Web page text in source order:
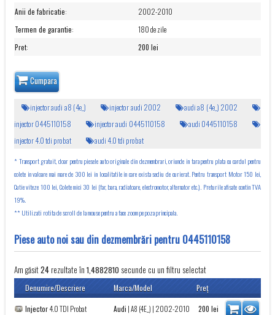
Anii de fabricatie:
2002-2010
Termen de garantie:
180 de zile
Pret: 200 lei
Cumpara
injector audi a8 (4e_) injector audi 2002
audi a8 (4e_) 2002
injector 0445110158
injector audi 0445110158
audi 0445110158
injector 4.0 tdi probat
audi 4.0 tdi probat
* Transport gratuit, doar pentru piesele auto originale din dezmembrari, oriunde in tara pentru plata cu cardul pentru
colete in valoare mai mare de 300 lei in localitatile in care exista sediu de curierat. Pentru transport Motor 150 lei,
Cutie viteze 100 lei, Colete mici 30 lei (far, bara, radiatoare, electromotor, alternator etc.). Preturile afisate contin TVA
19%.
** Utilizati rotita de scroll de la mouse pentru a face zoom pe poza principala.
Piese auto noi sau din dezmembrări pentru 0445110158
Am găsit24rezultate în 1,4882810 secunde cu un filtru selectat
Denumire/Descriere Marca/Model
Preţ
Injector4.0 TDI Probat Audi |A8 (4E_) | 2002-2010 200 lei